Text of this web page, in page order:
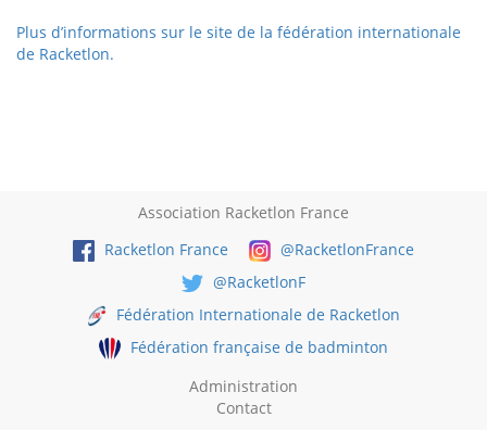
Plus d’informations sur le site de la fédération internationale
de Racketlon.
Association Racketlon France
Racketlon France
@RacketlonFrance
@RacketlonF
Fédération Internationale de Racketlon
Fédération française de badminton
Administration
Contact